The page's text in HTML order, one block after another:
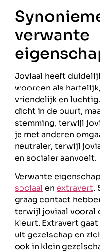
verwante
Joviaal heeft
woorden als
vriendelijk en
dicht in de buurt,
stemming, terwijl
je met anderen
neutraler, terwijl
en socialer aanvoelt.
Verwante
sociaal en extravert.
graag contact
terwijl joviaal vooral
kleurt. Extravert
uit gezelschap en
ook in klein